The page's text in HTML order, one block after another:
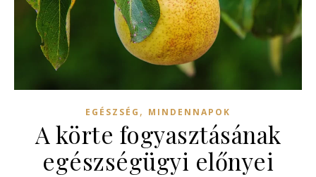
EGÉSZSÉG , MINDENNAPOK
A körte fogyasztásának
egészségügyi előnyei